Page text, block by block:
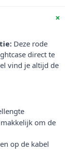
+
Deze rode
direct te
vind je altijd de
om de
op de kabel